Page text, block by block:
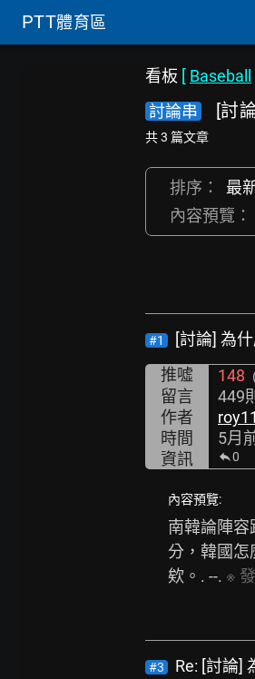
PTT體育區
看板 [ Baseball
討論串
[討
共 3 篇文章
排序： 最
內容預覽：
#1
[討論] 為
推噓
148
留言 449
作者
時間 5月
資訊 0
內容預覽:
南韓論陣
分，韓國
欸。. --. ※
#3
Re: [討論]